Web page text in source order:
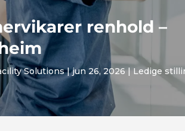
renhold –
Solutions|jun 26, 2026|Ledige